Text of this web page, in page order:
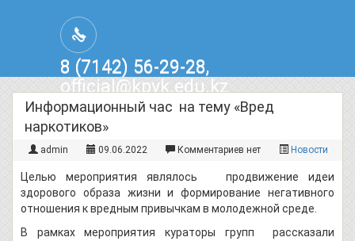
8 (7142) 56-29-28,
official@kpvk.edu.kz
г.Костанай, Проспект Кобыланды
Батыра, 3
Информационный час на тему «Вред
наркотиков»
admin 09.06.2022 Комментариев нет Новости
Целью мероприятия являлось продвижение идеи
здорового образа жизни и формирование негативного
отношения к вредным привычкам в молодежной среде.
В рамках мероприятия кураторы групп рассказали